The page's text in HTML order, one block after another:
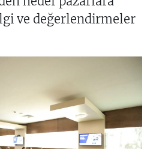
ve değerlendirmeler